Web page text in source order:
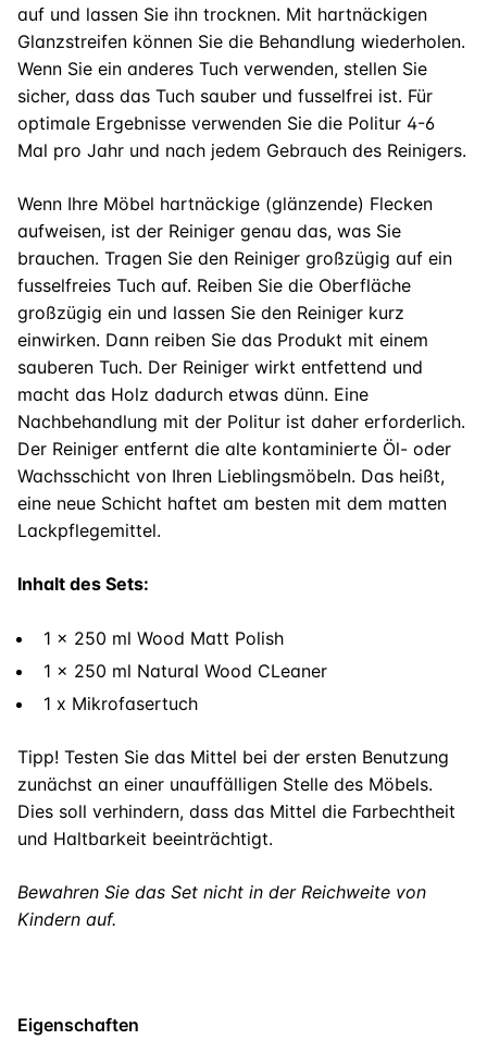
auf und lassen Sie ihn trocknen. Mit hartnäckigen
Glanzstreifen können Sie die Behandlung wiederholen.
Wenn Sie ein anderes Tuch verwenden, stellen Sie
sicher, dass das Tuch sauber und fusselfrei ist. Für
optimale Ergebnisse verwenden Sie die Politur 4-6
Mal pro Jahr und nach jedem Gebrauch des Reinigers.
Wenn Ihre Möbel hartnäckige (glänzende) Flecken
aufweisen, ist der Reiniger genau das, was Sie
brauchen. Tragen Sie den Reiniger großzügig auf ein
fusselfreies Tuch auf. Reiben Sie die Oberfläche
großzügig ein und lassen Sie den Reiniger kurz
einwirken. Dann reiben Sie das Produkt mit einem
sauberen Tuch. Der Reiniger wirkt entfettend und
macht das Holz dadurch etwas dünn. Eine
Nachbehandlung mit der Politur ist daher erforderlich.
Der Reiniger entfernt die alte kontaminierte Öl- oder
Wachsschicht von Ihren Lieblingsmöbeln. Das heißt,
eine neue Schicht haftet am besten mit dem matten
Lackpflegemittel.
Inhalt des Sets:
1 x 250 ml Wood Matt Polish
1 x 250 ml Natural Wood CLeaner
1 x Mikrofasertuch
Tipp! Testen Sie das Mittel bei der ersten Benutzung
zunächst an einer unauffälligen Stelle des Möbels.
Dies soll verhindern, dass das Mittel die Farbechtheit
und Haltbarkeit beeinträchtigt.
Bewahren Sie das Set nicht in der Reichweite von
Kindern auf.
Eigenschaften